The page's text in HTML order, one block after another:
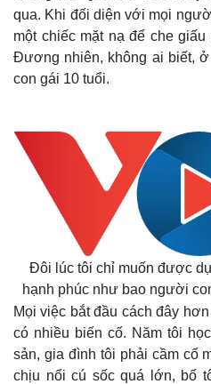
qua. Khi đối diện với mọi
một chiếc mặt nạ để che
Đương nhiên, không ai biết,
con gái 10 tuổi.
Đôi lúc tôi chỉ muốn được
hạnh phúc như bao người
Mọi việc bắt đầu cách đây
có nhiều biến cố. Năm tôi
sản, gia đình tôi phải cầm cố
chịu nổi cú sốc quá lớn, bố